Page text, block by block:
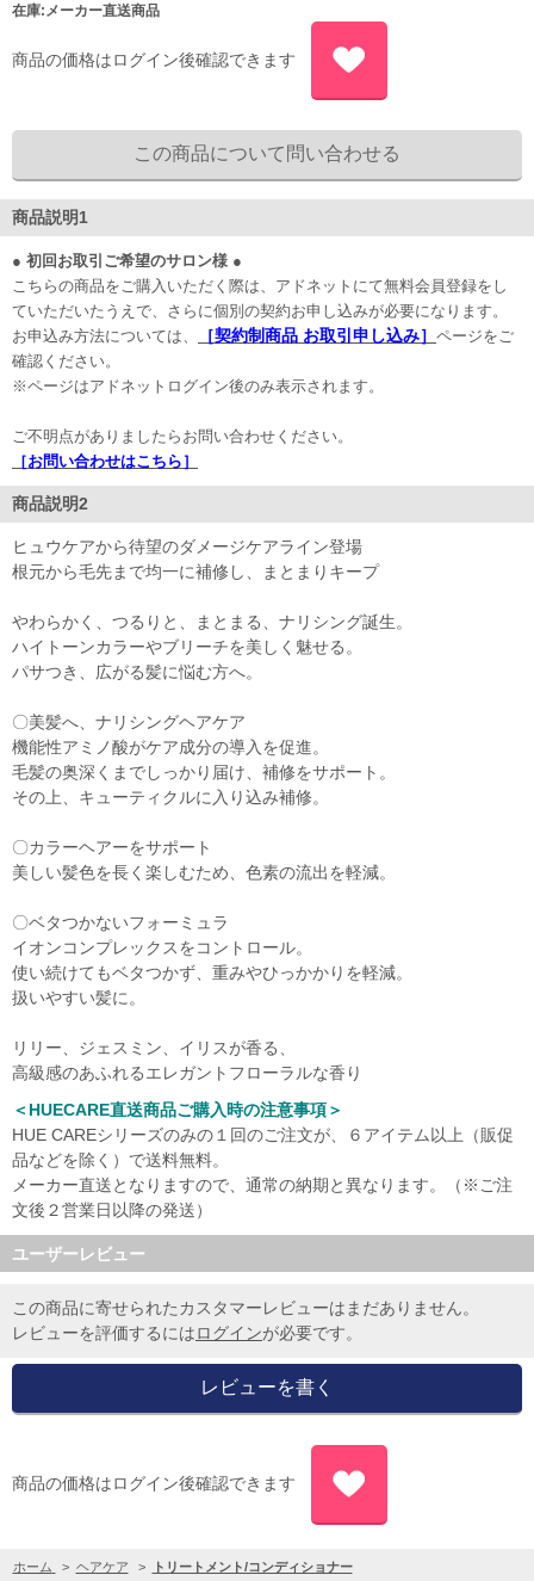
在庫:メーカー直送商品
商品の価格はログイン後確認できます
商品説明1
● 初回お取引ご希望のサロン様 ●
こちらの商品をご購入いただく際は、アドネットにて無料会員登録をし
ていただいたうえで、さらに個別の契約お申し込みが必要になります。
お申込み方法については、
［契約制商品 お取引申し込み］ ページをご
確認ください。
※ページはアドネットログイン後のみ表示されます。
ご不明点がありましたらお問い合わせください。
［お問い合わせはこちら］
商品説明2
ヒュウケアから待望のダメージケアライン登場
根元から毛先まで均一に補修し、まとまりキープ
やわらかく、つるりと、まとまる、ナリシング誕生。
ハイトーンカラーやブリーチを美しく魅せる。
パサつき、広がる髪に悩む方へ。
〇美髪へ、ナリシングヘアケア
機能性アミノ酸がケア成分の導入を促進。
毛髪の奥深くまでしっかり届け、補修をサポート。
その上、キューティクルに入り込み補修。
〇カラーヘアーをサポート
美しい髪色を長く楽しむため、色素の流出を軽減。
〇ベタつかないフォーミュラ
イオンコンプレックスをコントロール。
使い続けてもベタつかず、重みやひっかかりを軽減。
扱いやすい髪に。
リリー、ジェスミン、イリスが香る、
高級感のあふれるエレガントフローラルな香り
＜HUECARE直送商品ご購入時の注意事項＞
HUE CAREシリーズのみの１回のご注文が、６アイテム以上（販促
品などを除く）で送料無料。
メーカー直送となりますので、通常の納期と異なります。（※ご注
文後２営業日以降の発送）
ユーザーレビュー
この商品に寄せられたカスタマーレビューはまだありません。
レビューを評価するにはログインが必要です。
商品の価格はログイン後確認できます
ホーム > ヘアケア > トリートメント/コンディショナー